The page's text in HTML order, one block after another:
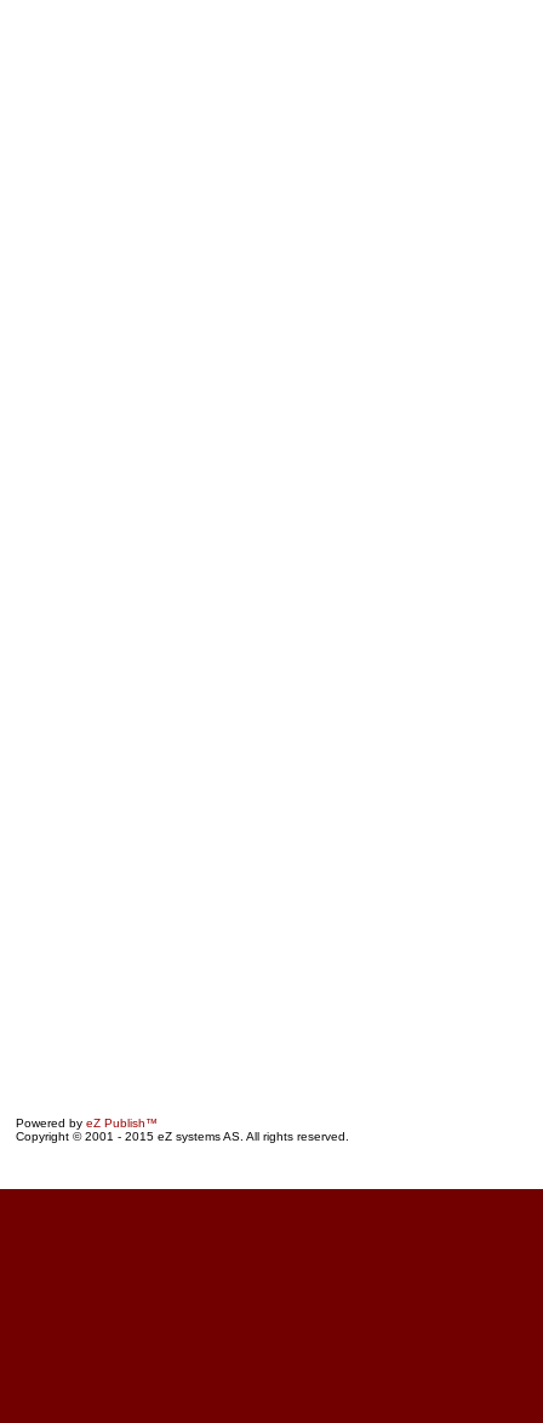
Powered by eZ Publish™
Copyright © 2001 - 2015 eZ systems AS. All rights reserved.